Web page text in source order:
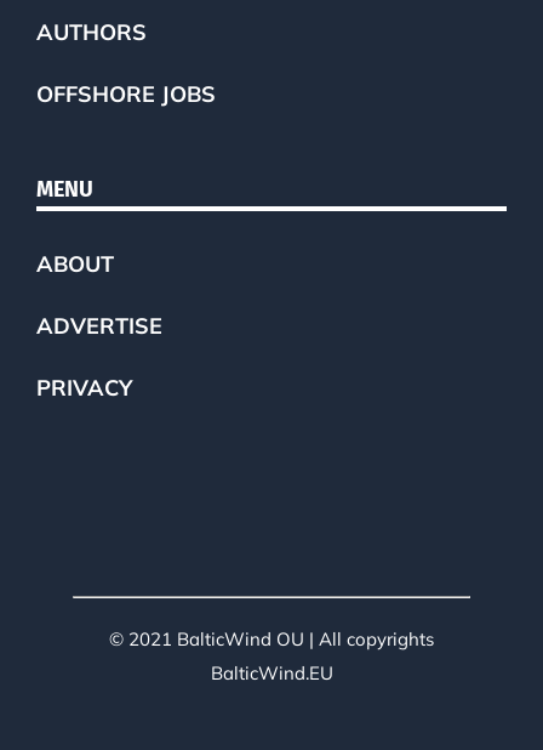
AUTHORS
OFFSHORE JOBS
MENU
ABOUT
ADVERTISE
PRIVACY
© 2021 BalticWind OU | All copyrights
BalticWind.EU